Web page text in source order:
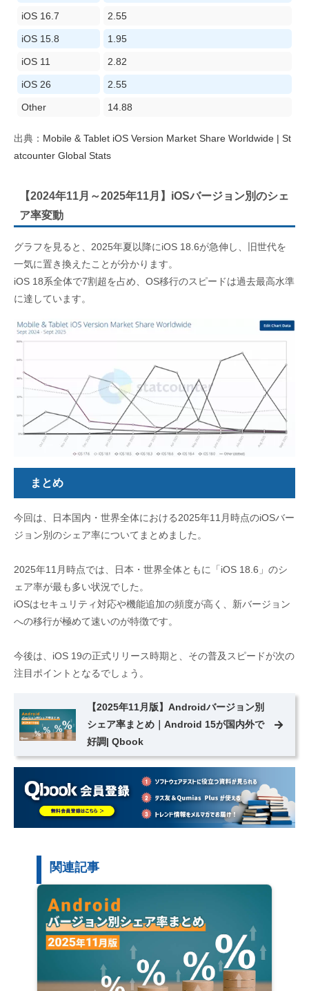
iOS 16.7 2.55
iOS 15.8 1.95
iOS 11 2.82
iOS 26 2.55
Other 14.88
出典： Mobile & Tablet iOS Version Market Share Worldwide | St
atcounter Global Stats
【2024年11月～2025年11月】iOSバージョン別のシェ
ア率変動
グラフを見ると、2025年夏以降にiOS 18.6が急伸し、旧世代を
一気に置き換えたことが分かります。
iOS 18系全体で7割超を占め、OS移行のスピードは過去最高水準
に達しています。
まとめ
今回は、日本国内・世界全体における2025年11月時点のiOSバー
ジョン別のシェア率についてまとめました。
2025年11月時点では、日本・世界全体ともに「 iOS 18.6 」のシ
ェア率が最も多い状況でした。
iOSはセキュリティ対応や機能追加の頻度が高く、新バージョン
への移行が極めて速いのが特徴です。
今後は、iOS 19の正式リリース時期と、その普及スピードが次の
注目ポイントとなるでしょう。
【2025年11月版】Androidバージョン別
シェア率まとめ｜Android 15が国内外で
好調| Qbook
関連記事